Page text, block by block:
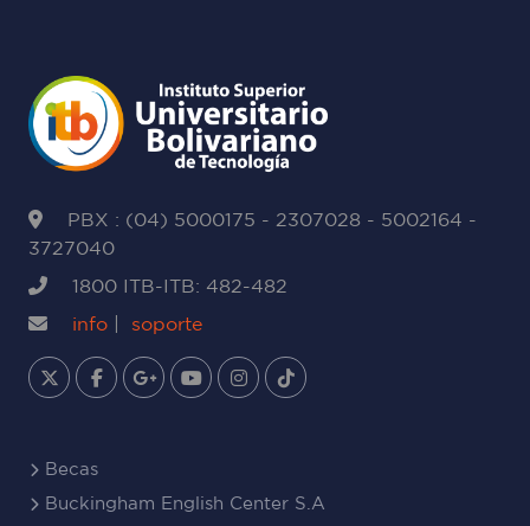
PBX : (04) 5000175 - 2307028 - 5002164 -
3727040
1800 ITB-ITB: 482-482
info
soporte
Becas
Buckingham English Center S.A